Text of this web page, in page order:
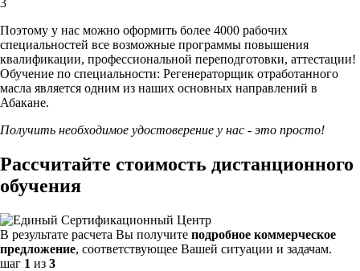
Поэтому у нас можно оформить более 4000 рабочих
специальностей все возможные программы повышения
квалификации, профессиональной переподготовки, аттестации!
Обучение по специальности: Регенераторщик отработанного
масла является одним из наших основных направлений в
Абакане.
Получить необходимое удостоверение у нас - это просто!
Рассчитайте стоимость дистанционного
обучения
В результате расчета Вы получите подробное коммерческое
предложение, соответствующее Вашей ситуации и задачам.
шаг 1 из 3